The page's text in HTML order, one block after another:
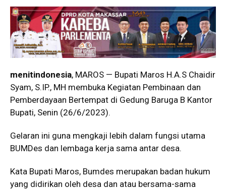
menitindonesia, MAROS — Bupati Maros H.A.S Chaidir
Syam, S.IP., MH membuka Kegiatan Pembinaan dan
Pemberdayaan Bertempat di Gedung Baruga B Kantor
Bupati, Senin (26/6/2023).
Gelaran ini guna mengkaji lebih dalam fungsi utama
BUMDes dan lembaga kerja sama antar desa.
Kata Bupati Maros, Bumdes merupakan badan hukum
yang didirikan oleh desa dan atau bersama-sama